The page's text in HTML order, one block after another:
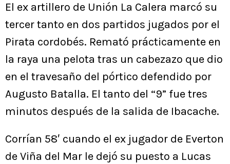
El ex artillero de Unión La Calera marcó su
tercer tanto en dos partidos jugados por el
Pirata cordobés. Remató prácticamente en
la raya una pelota tras un cabezazo que dio
en el travesaño del pórtico defendido por
Augusto Batalla. El tanto del “9” fue tres
minutos después de la salida de Ibacache.
Corrían 58′ cuando el ex jugador de Everton
de Viña del Mar le dejó su puesto a Lucas